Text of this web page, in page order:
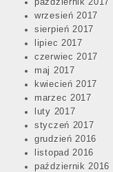
październik 2017
wrzesień 2017
sierpień 2017
lipiec 2017
czerwiec 2017
maj 2017
kwiecień 2017
marzec 2017
luty 2017
styczeń 2017
grudzień 2016
listopad 2016
październik 2016